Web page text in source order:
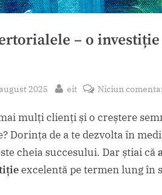
– o
2025 By
eit Niciun
mulți clienți și o creștere
Dorința de a te dezvolta în
cheia succesului. Dar știai că
excelentă pe termen lung în